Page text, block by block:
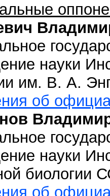
науки
им. В. А.
об
науки
биологии
об